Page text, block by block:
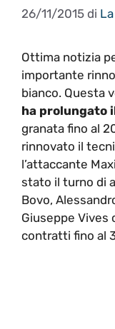
26/11/2015 di
Ottima notizia
importante
bianco. Questa
ha prolungato
granata fino al
rinnovato il
l’attaccante
stato il turno di
Bovo,
Giuseppe Vives
contratti fino al